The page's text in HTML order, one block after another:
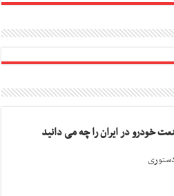
خودرو در ایران را چه می دانید